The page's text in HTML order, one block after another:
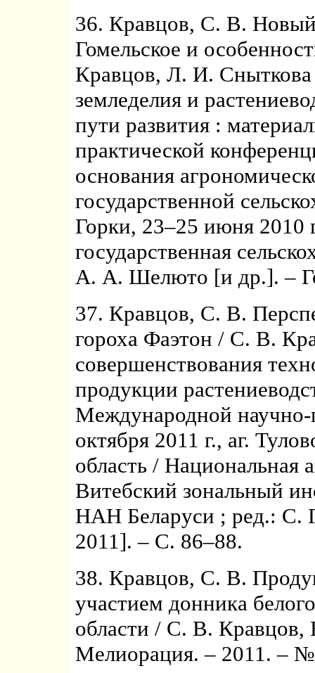
36. Кравцов, С. В.
Гомельское и
Кравцов, Л. И.
земледелия и
пути развития :
практической
основания
государственной
Горки, 23–25 июня 2010
государственная
А. А. Шелюто [и др.]. –
37. Кравцов, С. В.
гороха Фаэтон / С. В.
совершенствования
продукции
Международной научно-
октября 2011 г., аг.
область / Национальная
Витебский зональный
НАН Беларуси ; ред.: С.
2011]. – С. 86–88.
38. Кравцов, С. В.
участием донника
области / С. В.
Мелиорация. – 2011. –